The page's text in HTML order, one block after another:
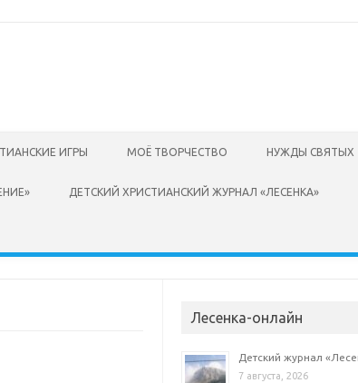
ИГРЫ МОЁ ТВОРЧЕСТВО НУЖДЫ СВЯТЫХ
ДЕТСКИЙ ХРИСТИАНСКИЙ ЖУРНАЛ «ЛЕСЕНКА»
Лесенка-онлайн
Детский журнал
7 августа, 2026